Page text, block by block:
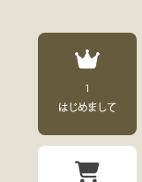
1
はじめまして